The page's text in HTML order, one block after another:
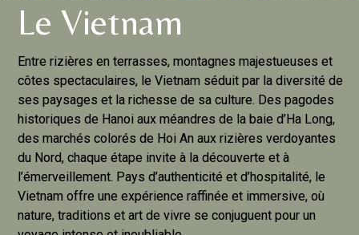
Le Vietnam
Entre rizières en terrasses, montagnes majestueuses et
côtes spectaculaires, le Vietnam séduit par la diversité de
ses paysages et la richesse de sa culture. Des pagodes
historiques de Hanoi aux méandres de la baie d’Ha Long,
des marchés colorés de Hoi An aux rizières verdoyantes
du Nord, chaque étape invite à la découverte et à
l’émerveillement. Pays d’authenticité et d’hospitalité, le
Vietnam offre une expérience raffinée et immersive, où
nature, traditions et art de vivre se conjuguent pour un